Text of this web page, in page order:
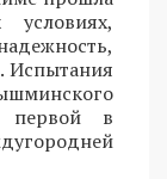
Испытания
первой в